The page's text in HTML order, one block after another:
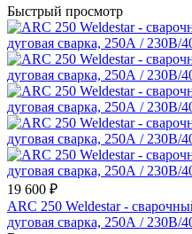
Быстрый просмотр
19 600 ₽
ARC 250 Weldestar -
дуговая сварка, 250А / 230В/